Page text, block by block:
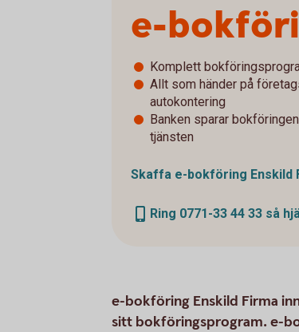
e-
Komplett
Allt som händer på
autokontering
Banken sparar
tjänsten
Skaffa e-bokföring Enskild
Ring 0771-33 44 33 så
e-bokföring Enskild Firma
sitt bokföringsprogram. e-